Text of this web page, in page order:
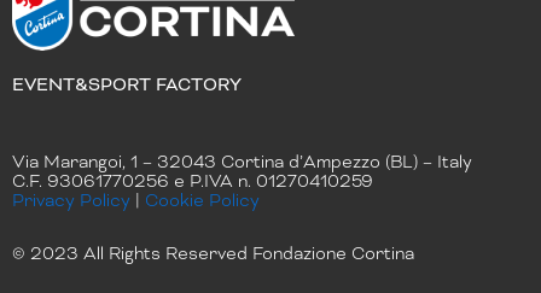
EVENT&SPORT FACTORY
Via Marangoi, 1 – 32043 Cortina d’Ampezzo (BL) – Italy
C.F. 93061770256 e P.IVA n. 01270410259
Privacy Policy
Cookie Policy
© 2023 All Rights Reserved Fondazione Cortina